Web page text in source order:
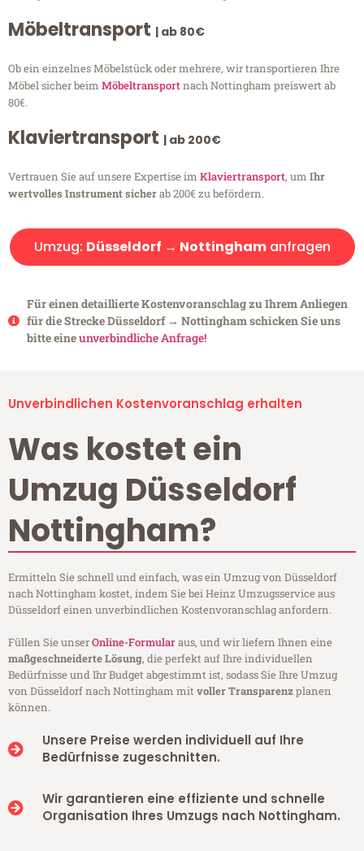
Möbeltransport | ab 80€
Ob ein einzelnes Möbelstück oder mehrere, wir transportieren Ihre
Möbel sicher beim Möbeltransportnach Nottingham preiswert ab
80€.
Klaviertransport | ab 200€
Vertrauen Sie auf unsere Expertise im Klaviertransport, um Ihr
wertvolles Instrument sicherab 200€ zu befördern.
Umzug: Düsseldorf → Nottinghamanfragen
Für einen detaillierte Kostenvoranschlag zu Ihrem Anliegen
für die Strecke Düsseldorf → Nottingham schicken Sie uns
bitte eineunverbindliche Anfrage!
Unverbindlichen Kostenvoranschlag erhalten
Was kostet ein
Umzug Düsseldorf
Nottingham?
Ermitteln Sie schnell und einfach, was ein Umzug von Düsseldorf
nach Nottingham kostet, indem Sie bei Heinz Umzugsservice aus
Düsseldorf einen unverbindlichen Kostenvoranschlag anfordern.
Füllen Sie unserOnline-Formularaus, und wir liefern Ihnen eine
maßgeschneiderte Lösung, die perfekt auf Ihre individuellen
Bedürfnisse und Ihr Budget abgestimmt ist, sodass Sie Ihre Umzug
von Düsseldorf nach Nottingham mitvoller Transparenzplanen
können.
Unsere Preise werden individuell auf Ihre
Bedürfnisse zugeschnitten.
Wir garantieren eine effiziente und schnelle
Organisation Ihres Umzugs nach Nottingham.